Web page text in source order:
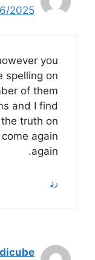
04/06/2025
you
spelling on
of them
and I find
truth on
again
again.
رد